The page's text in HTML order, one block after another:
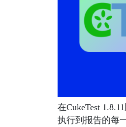
在CukeTest
执行到报告的每